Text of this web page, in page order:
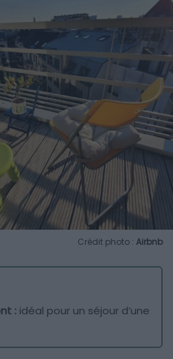
Crédit photo : Airbnb
: idéal pour un séjour d’une